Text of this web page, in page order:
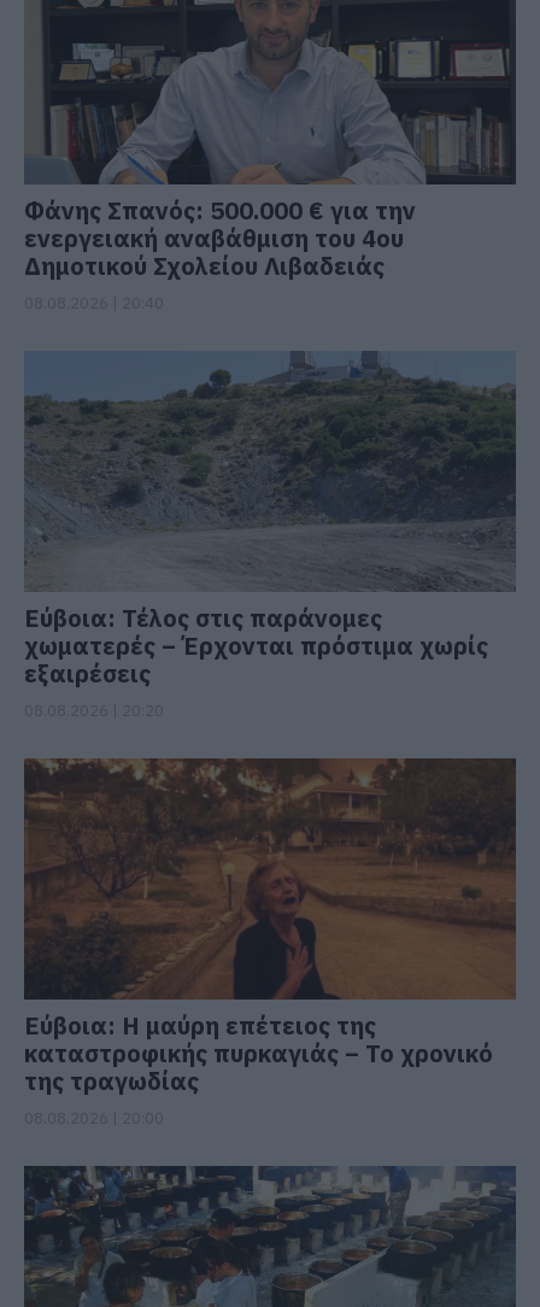
Φάνης Σπανός: 500.000 € για την
ενεργειακή αναβάθμιση του 4ου
Δημοτικού Σχολείου Λιβαδειάς
Εύβοια: Τέλος στις παράνομες
χωματερές – Έρχονται πρόστιμα χωρίς
εξαιρέσεις
Εύβοια: Η μαύρη επέτειος της
καταστροφικής πυρκαγιάς – Το χρονικό
της τραγωδίας